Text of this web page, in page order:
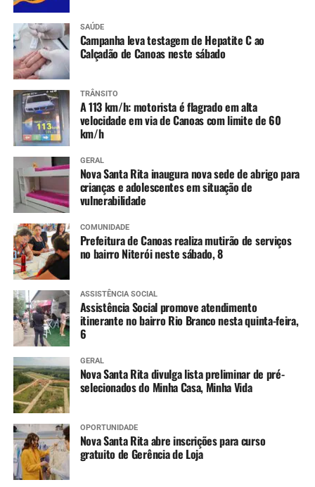
SAÚDE
Campanha leva testagem de Hepatite C ao
Calçadão de Canoas neste sábado
TRÂNSITO
A 113 km/h: motorista é flagrado em alta
velocidade em via de Canoas com limite de 60
km/h
GERAL
Nova Santa Rita inaugura nova sede de abrigo para
crianças e adolescentes em situação de
vulnerabilidade
COMUNIDADE
Prefeitura de Canoas realiza mutirão de serviços
no bairro Niterói neste sábado, 8
ASSISTÊNCIA SOCIAL
Assistência Social promove atendimento
itinerante no bairro Rio Branco nesta quinta-feira,
6
GERAL
Nova Santa Rita divulga lista preliminar de pré-
selecionados do Minha Casa, Minha Vida
OPORTUNIDADE
Nova Santa Rita abre inscrições para curso
gratuito de Gerência de Loja